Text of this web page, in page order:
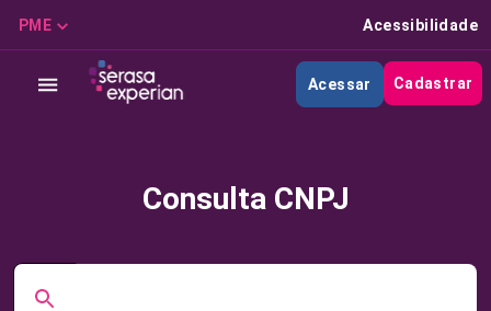
PME Acessibilidade
Acessar Cadastrar
Consulta CNPJ